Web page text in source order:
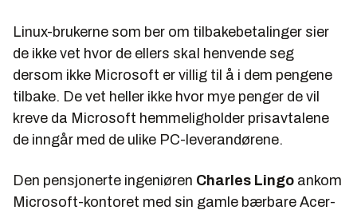
Linux-brukerne som ber om tilbakebetalinger sier
de ikke vet hvor de ellers skal henvende seg
dersom ikke Microsoft er villig til å i dem pengene
tilbake. De vet heller ikke hvor mye penger de vil
kreve da Microsoft hemmeligholder prisavtalene
de inngår med de ulike PC-leverandørene.
Den pensjonerte ingeniøren Charles Lingo ankom
Microsoft-kontoret med sin gamle bærbare Acer-